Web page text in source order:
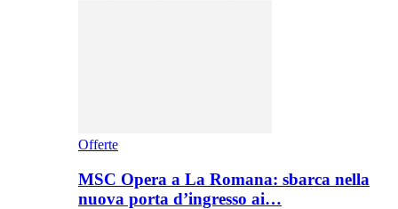
Offerte
MSC Opera a La Romana: sbarca nella
nuova porta d’ingresso ai…